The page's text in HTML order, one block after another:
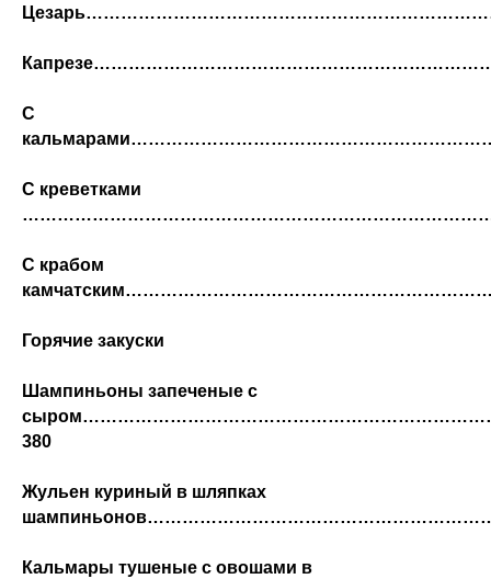
С
С креветками
С крабом
Горячие закуски
Шампиньоны запеченые с
380
Жульен куриный в шляпках
Кальмары тушеные с овошами в